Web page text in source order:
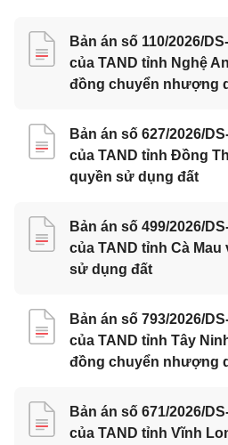
Bản án số 110/2026/
của TAND tỉnh Nghệ
đồng chuyển nhượng
Bản án số 627/2026/
của TAND tỉnh Đồng
quyền sử dụng đất
Bản án số 499/2026/
của TAND tỉnh Cà
sử dụng đất
Bản án số 793/2026/
của TAND tỉnh Tây
đồng chuyển nhượng
Bản án số 671/2026/
của TAND tỉnh Vĩnh